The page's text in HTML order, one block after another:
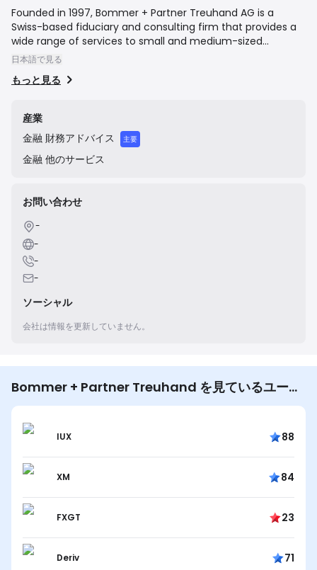
Founded in 1997, Bommer + Partner Treuhand AG is a
Swiss-based fiduciary and consulting firm that provides a
wide range of services to small and medium-sized
enterprises (SMEs), public institutions, and private
competent, and forward-looking advice. Its core services
administration, and business management consulting,
positioning itself as a comprehensive partner for its clients'
financial and administrative needs.
日本語で見る
もっと見る
産業
金融 財務アドバイス 主要
金融 他のサービス
お問い合わせ
-
-
-
-
ソーシャル
会社は情報を更新していません。
Bommer + Partner Treuhand を見ているユーザ
ーは他にも…
IUX 88
XM 84
FXGT 23
Deriv 71